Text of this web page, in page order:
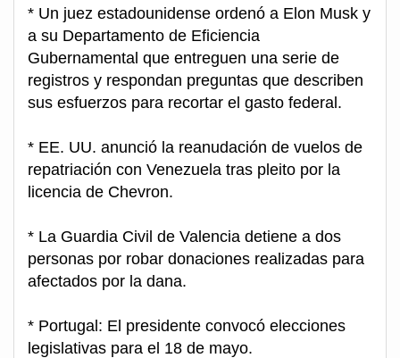
* Un juez estadounidense ordenó a Elon Musk y
a su Departamento de Eficiencia
Gubernamental que entreguen una serie de
registros y respondan preguntas que describen
sus esfuerzos para recortar el gasto federal.
* EE. UU. anunció la reanudación de vuelos de
repatriación con Venezuela tras pleito por la
licencia de Chevron.
* La Guardia Civil de Valencia detiene a dos
personas por robar donaciones realizadas para
afectados por la dana.
* Portugal: El presidente convocó elecciones
legislativas para el 18 de mayo.